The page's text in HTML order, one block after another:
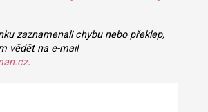
zaznamenali chybu nebo překlep,
vědět na e-mail
.